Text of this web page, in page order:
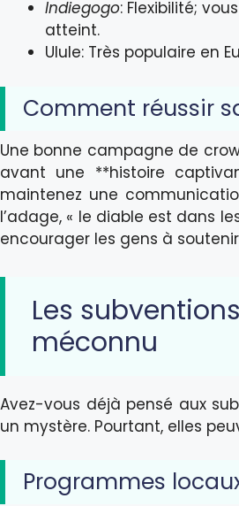
Indiegogo: Flexibilité;
atteint.
Ulule: Très populaire en
Comment réussir
Une bonne campagne de
avant une **histoire
maintenez une
l’adage, « le diable est dans
encourager les gens à
Les
méconnu
Avez-vous déjà pensé aux
un mystère. Pourtant, elles
Programmes